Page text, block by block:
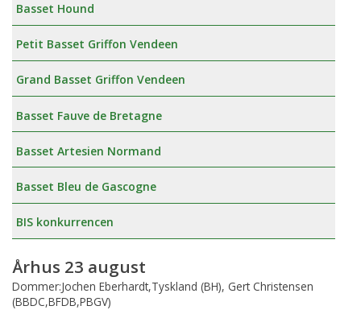
Basset Hound
Petit Basset Griffon Vendeen
Grand Basset Griffon Vendeen
Basset Fauve de Bretagne
Basset Artesien Normand
Basset Bleu de Gascogne
BIS konkurrencen
Århus 23 august
Dommer:Jochen Eberhardt,Tyskland (BH), Gert Christensen
(BBDC,BFDB,PBGV)